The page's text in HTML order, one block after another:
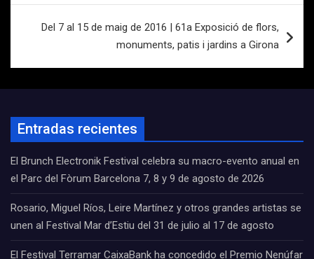
Del 7 al 15 de maig de 2016 | 61a Exposició de flors,
monuments, patis i jardins a Girona
Entradas recientes
El Brunch Electronik Festival celebra su macro-evento anual en
el Parc del Fòrum Barcelona 7, 8 y 9 de agosto de 2026
Rosario, Miguel Ríos, Leire Martínez y otros grandes artistas se
unen al Festival Mar d’Estiu del 31 de julio al 17 de agosto
El Festival Terramar CaixaBank ha concedido el Premio Nenúfar